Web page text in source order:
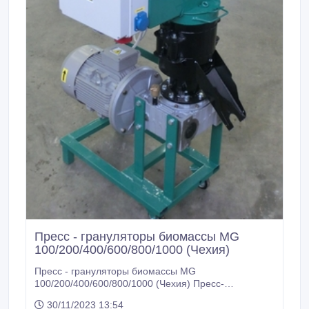
Пресс - грануляторы биомассы MG
100/200/400/600/800/1000 (Чехия)
Пресс - грануляторы биомассы MG
100/200/400/600/800/1000 (Чехия) Пресс-
30/11/2023 13:54